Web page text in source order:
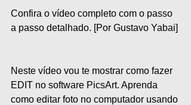
Confira o vídeo completo com o passo
a passo detalhado. [Por Gustavo Yabai]
Neste vídeo vou te mostrar como fazer
EDIT no software PicsArt. Aprenda
como editar foto no computador usando